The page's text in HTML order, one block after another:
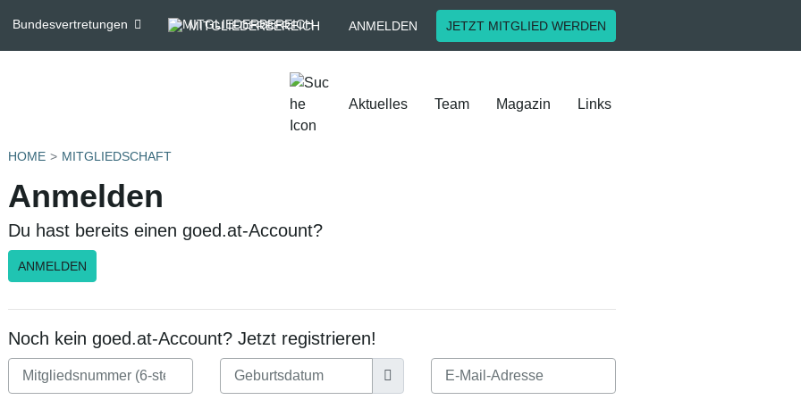
Bundesvertretungen MITGLIEDERBEREICH ANMELDEN JETZT MITGLIED WERDEN
Aktuelles Team Magazin Links
HOME MITGLIEDSCHAFT
Anmelden
Du hast bereits einen goed.at-Account?
ANMELDEN
Noch kein goed.at-Account? Jetzt registrieren!